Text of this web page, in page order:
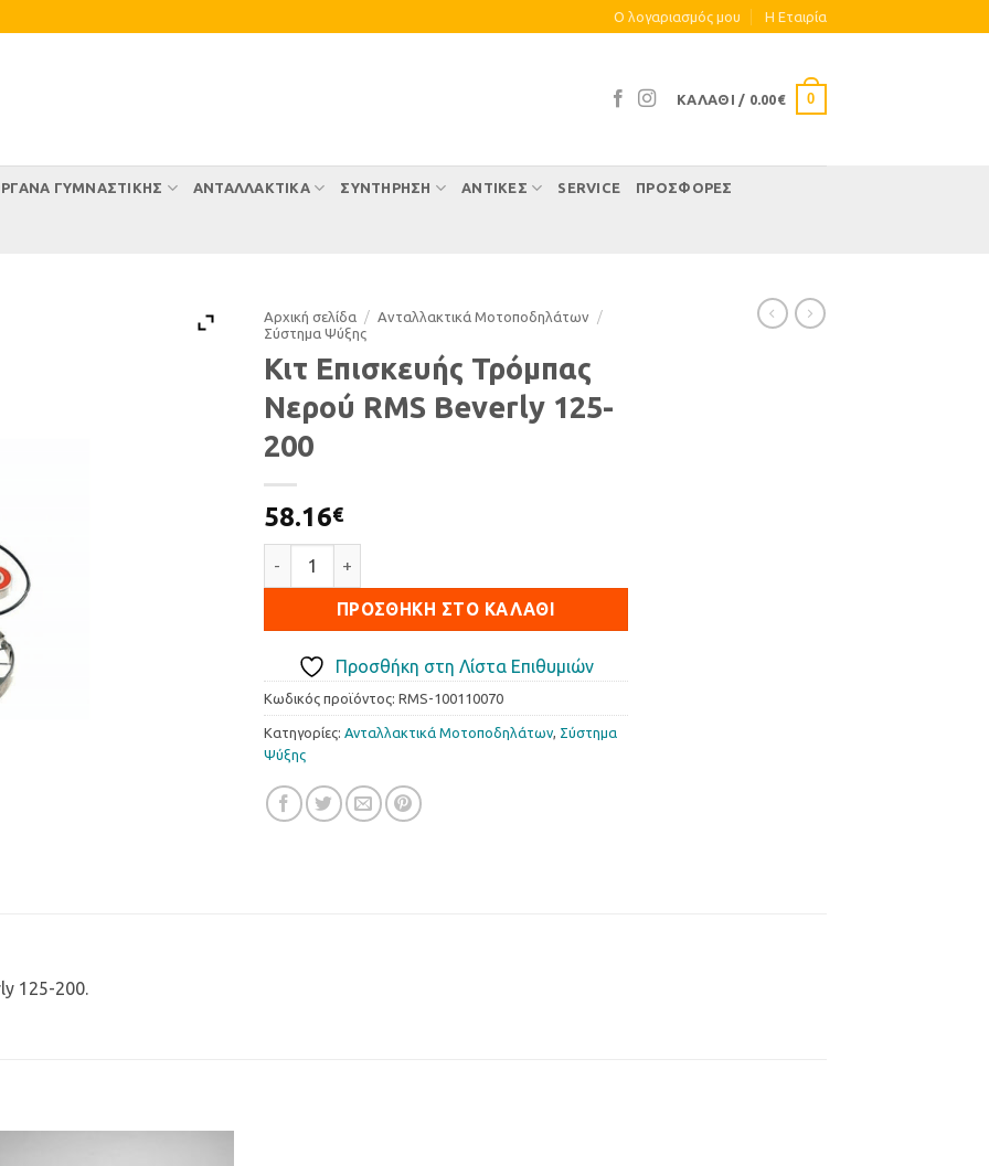
Ο λογαριασμός μου Η Eταιρία
ΚΑΛΆΘΙ / 0.00€ 0
ΓΥΜΝΑΣΤΙΚΗΣ ΑΝΤΑΛΛΑΚΤΙΚΑ ΣΥΝΤΉΡΗΣΗ ΑΝΤΊΚΕΣ SERVICE ΠΡΟΣΦΟΡΕΣ
Αρχική σελίδα / Ανταλλακτικά Μοτοποδηλάτων
/
Σύστημα Ψύξης
Κιτ Επισκευής Τρόμπας
Νερού RMS Beverly 125-
200
58.16€
ΠΡΟΣΘΉΚΗ ΣΤΟ ΚΑΛΆΘΙ
Προσθήκη στη Λίστα Επιθυμιών
Κωδικός προϊόντος: RMS-100110070
Κατηγορίες: Ανταλλακτικά Μοτοποδηλάτων, Σύστημα
Ψύξης
125-200.